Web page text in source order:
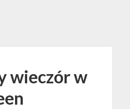
wieczór w